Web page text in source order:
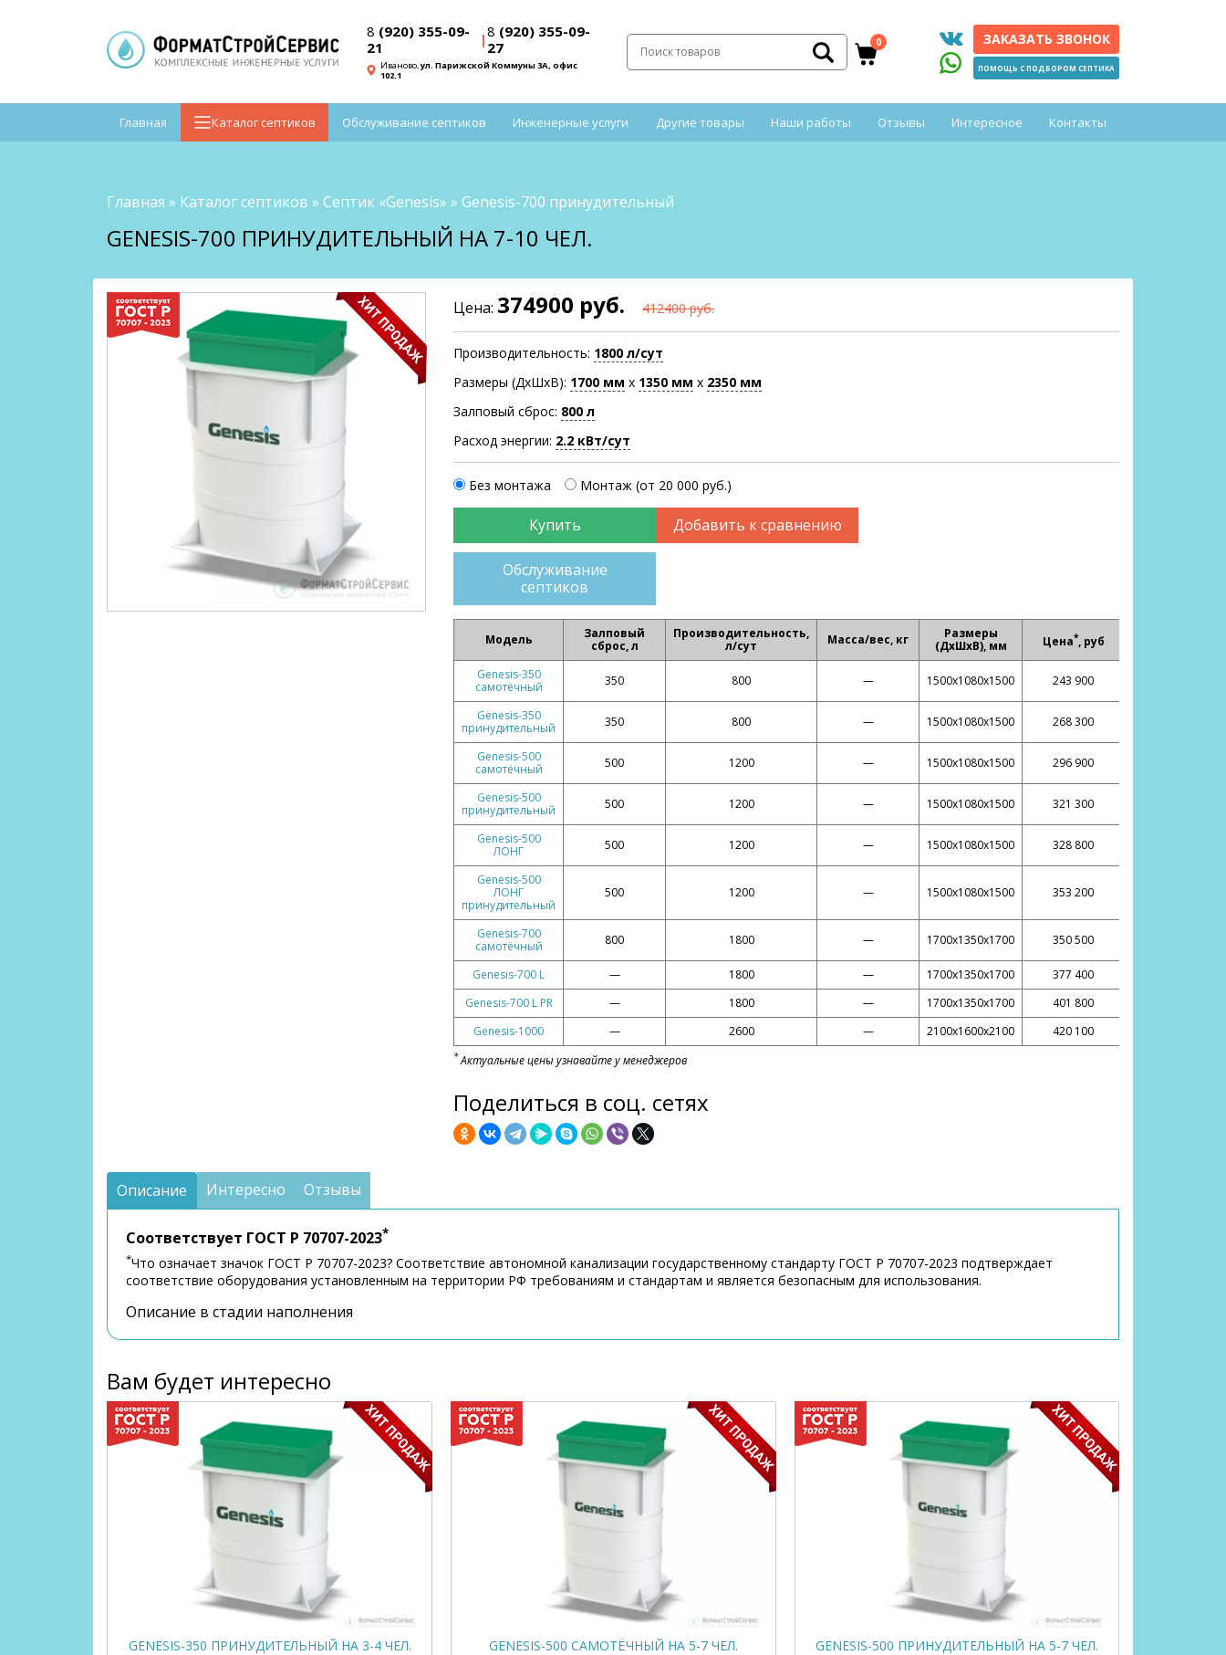
8 (920) 355-09-
21
|8 (920) 355-09-
27
Иваново,ул. Парижской Коммуны 3А, офис
102.1
0 ЗАКАЗАТЬ ЗВОНОК
ПОМОЩЬ С ПОДБОРОМ СЕПТИКА
Главная Каталог септиков Обслуживание септиков Инженерные услуги Другие товары Наши работы Отзывы Интересное Контакты
Главная » Каталог септиков » Септик «Genesis» » Genesis-700 принудительный
GENESIS-700 ПРИНУДИТЕЛЬНЫЙ НА 7-10 ЧЕЛ.
Цена: 374900 руб. 412400 руб.
Производительность: 1800 л/сут
Размеры (ДхШхВ): 1700 мм х 1350 мм х 2350 мм
Залповый сброс: 800 л
Расход энергии: 2.2 кВт/сут
Без монтажа Монтаж (от 20 000 руб.)
Добавить к сравнению
Обслуживание
септиков
Модель
Залповый
сброс, л
Производительность,
л/сут
Масса/вес, кг
Размеры
(ДхШхВ), мм
Цена*, руб
Genesis-350
самотёчный
350 800 — 1500х1080х1500 243 900
Genesis-350
принудительный
350 800 — 1500х1080х1500 268 300
Genesis-500
самотёчный
500 1200 — 1500х1080х1500 296 900
Genesis-500
принудительный
500 1200 — 1500х1080х1500 321 300
Genesis-500
ЛОНГ
500 1200 — 1500х1080х1500 328 800
Genesis-500
ЛОНГ
принудительный
500 1200 — 1500х1080х1500 353 200
Genesis-700
самотёчный
800 1800 — 1700х1350х1700 350 500
Genesis-700 L — 1800 — 1700х1350х1700
377 400
Genesis-700 L PR
— 1800 — 1700х1350х1700
401 800
Genesis-1000
— 2600 — 2100х1600х2100 420 100
*Актуальные цены узнавайте у менеджеров
Поделиться в соц. сетях
Описание Интересно Отзывы
Соответствует ГОСТ Р 70707-2023*
*Что означает значок ГОСТ Р 70707-2023? Соответствие автономной канализации государственному стандарту ГОСТ Р 70707-2023 подтверждает
соответствие оборудования установленным на территории РФ требованиям и стандартам и является безопасным для использования.
Описание в стадии наполнения
Вам будет интересно
GENESIS-350 ПРИНУДИТЕЛЬНЫЙ НА 3-4 ЧЕЛ. GENESIS-500 САМОТЁЧНЫЙ НА 5-7 ЧЕЛ. GENESIS-500 ПРИНУДИТЕЛЬНЫЙ НА 5-7 ЧЕЛ.